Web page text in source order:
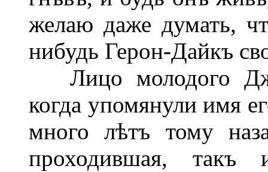
желаю даже думать,
нибудь Герон-Дайкъ
Лицо молодого
когда упомянули имя
много лѣтъ тому
проходившая,